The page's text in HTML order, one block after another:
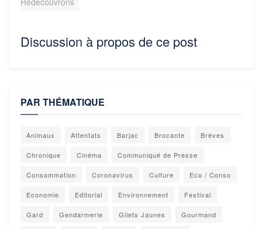
Discussion à propos de ce post
PAR THÉMATIQUE
Animaux Attentats Barjac Brocante Brèves
Chronique Cinéma Communiqué de Presse
Consommation Coronavirus Culture Eco / Conso
Economie Editorial Environnement Festival
Gard Gendarmerie Gilets Jaunes Gourmand